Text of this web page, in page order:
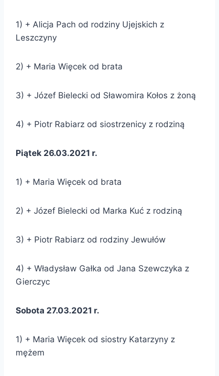
1) + Alicja Pach od rodziny Ujejskich z
Leszczyny
2) + Maria Więcek od brata
3) + Józef Bielecki od Sławomira Kołos z żoną
4) + Piotr Rabiarz od siostrzenicy z rodziną
Piątek 26.03.2021 r.
1) + Maria Więcek od brata
2) + Józef Bielecki od Marka Kuć z rodziną
3) + Piotr Rabiarz od rodziny Jewułów
4) + Władysław Gałka od Jana Szewczyka z
Gierczyc
Sobota 27.03.2021 r.
1) + Maria Więcek od siostry Katarzyny z
mężem